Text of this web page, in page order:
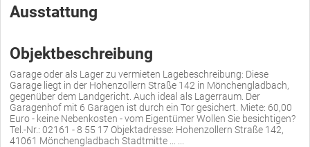
Ausstattung
Objektbeschreibung
Garage oder als Lager zu vermieten Lagebeschreibung: Diese
Garage liegt in der Hohenzollern Straße 142 in Mönchengladbach,
gegenüber dem Landgericht. Auch ideal als Lagerraum. Der
Garagenhof mit 6 Garagen ist durch ein Tor gesichert. Miete: 60,00
Euro - keine Nebenkosten - vom Eigentümer Wollen Sie besichtigen?
Tel.-Nr.: 02161 - 8 55 17 Objektadresse: Hohenzollern Straße 142,
41061 Mönchengladbach Stadtmitte ... ...